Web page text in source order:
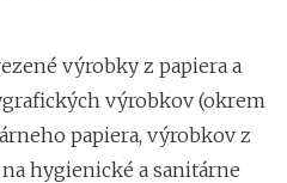
výrobky z papiera a
výrobkov (okrem
papiera, výrobkov z
hygienické a sanitárne